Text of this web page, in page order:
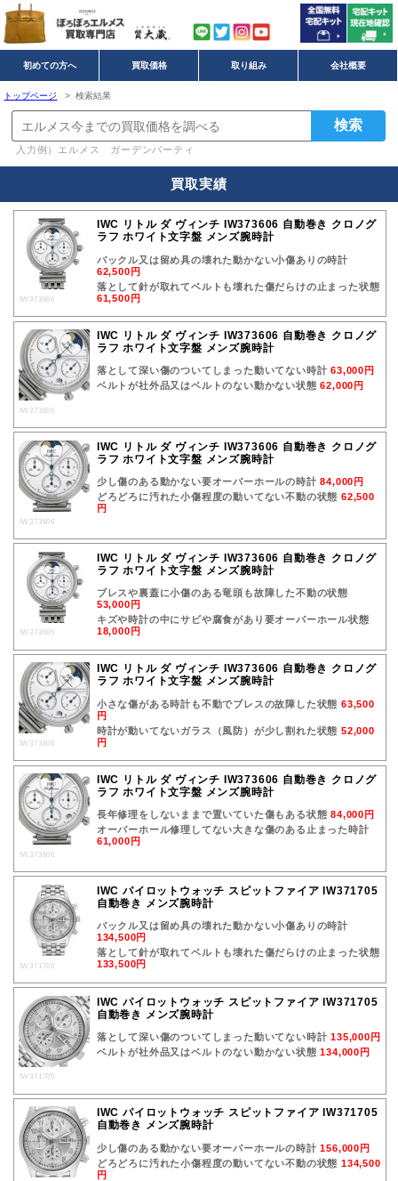
初めての方へ 買取価格 取り組み 会社概要
トップページ > 検索結果
入力例）エルメス ガーデンパーティ
買取実績
IW373606
IWC リトル ダ ヴィンチ IW373606 自動巻き クロノグ
ラフ ホワイト文字盤 メンズ腕時計
バックル又は留め具の壊れた動かない小傷ありの時計
62,500円
落として針が取れてベルトも壊れた傷だらけの止まった状態
61,500円
IW373606
IWC リトル ダ ヴィンチ IW373606 自動巻き クロノグ
ラフ ホワイト文字盤 メンズ腕時計
落として深い傷のついてしまった動いてない時計63,000円
ベルトが社外品又はベルトのない動かない状態62,000円
IW373606
IWC リトル ダ ヴィンチ IW373606 自動巻き クロノグ
ラフ ホワイト文字盤 メンズ腕時計
少し傷のある動かない要オーバーホールの時計84,000円
どろどろに汚れた小傷程度の動いてない不動の状態62,500
円
IW373606
IWC リトル ダ ヴィンチ IW373606 自動巻き クロノグ
ラフ ホワイト文字盤 メンズ腕時計
ブレスや裏蓋に小傷のある竜頭も故障した不動の状態
53,000円
キズや時計の中にサビや腐食があり要オーバーホール状態
18,000円
IW373606
IWC リトル ダ ヴィンチ IW373606 自動巻き クロノグ
ラフ ホワイト文字盤 メンズ腕時計
小さな傷がある時計も不動でブレスの故障した状態63,500
円
時計が動いてないガラス（風防）が少し割れた状態52,000
円
IW373606
IWC リトル ダ ヴィンチ IW373606 自動巻き クロノグ
ラフ ホワイト文字盤 メンズ腕時計
長年修理をしないままで置いていた傷もある状態84,000円
オーバーホール修理してない大きな傷のある止まった時計
61,000円
IW371705
IWC パイロットウォッチ スピットファイア IW371705
自動巻き メンズ腕時計
バックル又は留め具の壊れた動かない小傷ありの時計
134,500円
落として針が取れてベルトも壊れた傷だらけの止まった状態
133,500円
IW371705
IWC パイロットウォッチ スピットファイア IW371705
自動巻き メンズ腕時計
落として深い傷のついてしまった動いてない時計135,000円
ベルトが社外品又はベルトのない動かない状態134,000円
IWC パイロットウォッチ スピットファイア IW371705
自動巻き メンズ腕時計
少し傷のある動かない要オーバーホールの時計156,000円
どろどろに汚れた小傷程度の動いてない不動の状態134,500
円